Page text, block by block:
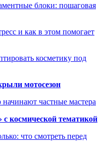
блоки: пошаговая
и как в этом помогает
косметику под
мотосезон
частные мастера
с космической тематикой
что смотреть перед